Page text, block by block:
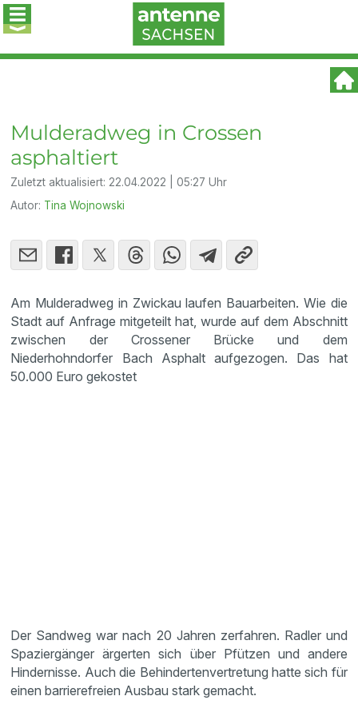
Mulderadweg in Crossen
asphaltiert
Zuletzt aktualisiert: 22.04.2022 | 05:27 Uhr
Autor: Tina Wojnowski
Am Mulderadweg in Zwickau laufen Bauarbeiten. Wie die
Stadt auf Anfrage mitgeteilt hat, wurde auf dem Abschnitt
zwischen der Crossener Brücke und dem
Niederhohndorfer Bach Asphalt aufgezogen. Das hat
50.000 Euro gekostet
Der Sandweg war nach 20 Jahren zerfahren. Radler und
Spaziergänger ärgerten sich über Pfützen und andere
Hindernisse. Auch die Behindertenvertretung hatte sich für
einen barrierefreien Ausbau stark gemacht.